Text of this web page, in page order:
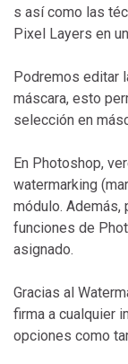
s así como las
Pixel Layers en
Podremos editar
máscara, esto
selección en
En Photoshop,
watermarking
módulo. Además,
funciones de
asignado.
Gracias al
firma a cualquier
opciones como